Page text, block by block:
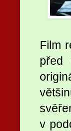
Film
před
v